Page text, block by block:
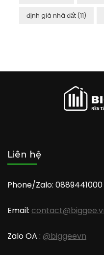
định giá nhà đất (11)
Liên hệ
Phone/Zalo: 0889441000
Email:
Zalo OA : @biggeevn